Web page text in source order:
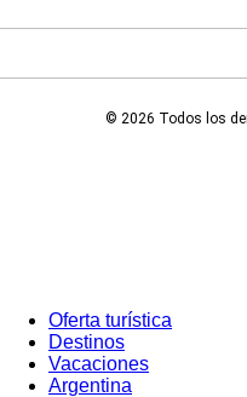
© 2026 Todos los
Oferta turística
Destinos
Vacaciones
Argentina